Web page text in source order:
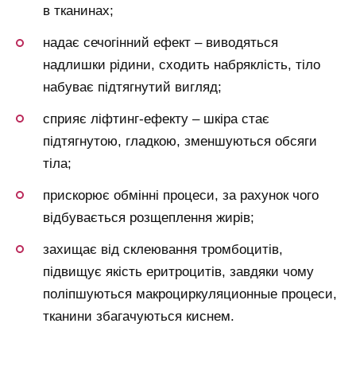
в тканинах;
надає сечогінний ефект – виводяться
надлишки рідини, сходить набряклість, тіло
набуває підтягнутий вигляд;
сприяє ліфтинг-ефекту – шкіра стає
підтягнутою, гладкою, зменшуються обсяги
тіла;
прискорює обмінні процеси, за рахунок чого
відбувається розщеплення жирів;
захищає від склеювання тромбоцитів,
підвищує якість еритроцитів, завдяки чому
поліпшуються макроциркуляционные процеси,
тканини збагачуються киснем.